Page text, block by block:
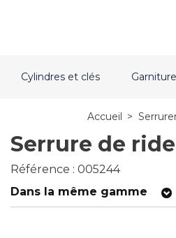
Cylindres et clés
Accueil >
Serrure de
Référence : 005244
Dans la même gamme